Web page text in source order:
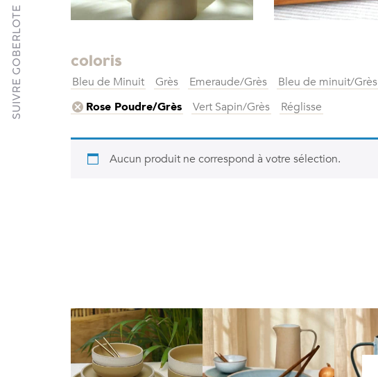
coloris
Bleu de Minuit Grès Emeraude/Grès Bleu de minuit/Grès
Rose Poudre/Grès Vert Sapin/Grès Réglisse
Aucun produit ne correspond à votre sélection.
SUIVRE GOBERLOTE